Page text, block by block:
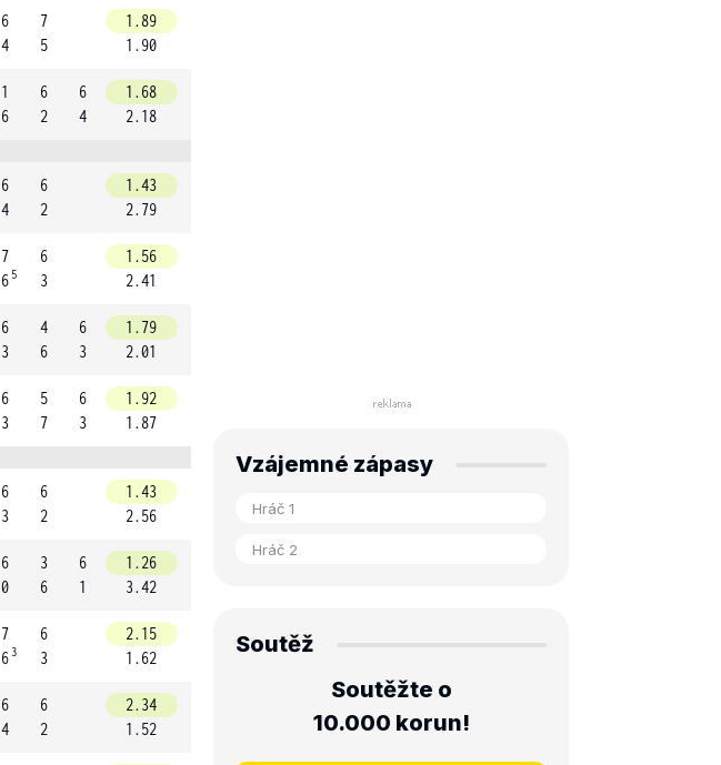
6
4
7
5
1.89
1.90
1
6
6
2
6
4
1.68
2.18
6
4
6
2
1.43
2.79
7
6 5
6
3
1.56
2.41
6
3
4
6
6
3
1.79
2.01
6
3
5
7
6
3
1.92
1.87
6
3
6
2
1.43
2.56
6
0
3
6
6
1
1.26
3.42
7
6 3
6
3
2.15
1.62
6
4
6
2
2.34
1.52
Vzájemné zápasy
Soutěž
Soutěžte o
10.000 korun!